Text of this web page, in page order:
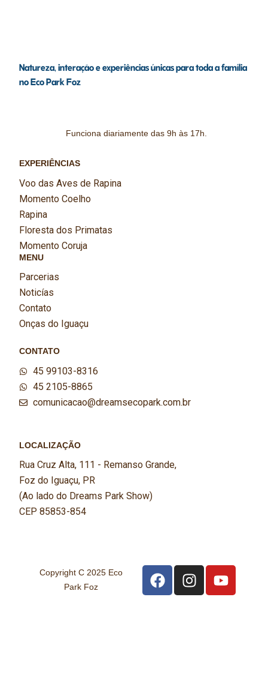
Natureza, interação e experiências únicas para toda a família
no Eco Park Foz
Funciona diariamente das 9h às 17h.
EXPERIÊNCIAS
Voo das Aves de Rapina
Momento Coelho
Rapina
Floresta dos Primatas
Momento Coruja
MENU
Parcerias
Noticías
Contato
Onças do Iguaçu
CONTATO
45 99103-8316
45 2105-8865
comunicacao@dreamsecopark.com.br
LOCALIZAÇÃO
Rua Cruz Alta, 111 - Remanso Grande,
Foz do Iguaçu, PR
(Ao lado do Dreams Park Show)
CEP 85853-854
Copyright C 2025 Eco
Park Foz